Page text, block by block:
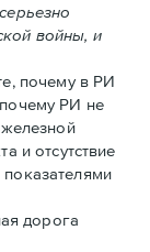
войны, и
почему в РИ
РИ не
и отсутствие
дорога